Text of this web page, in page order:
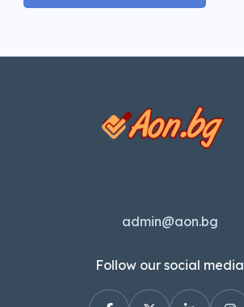
admin@aon.bg
Follow our social media